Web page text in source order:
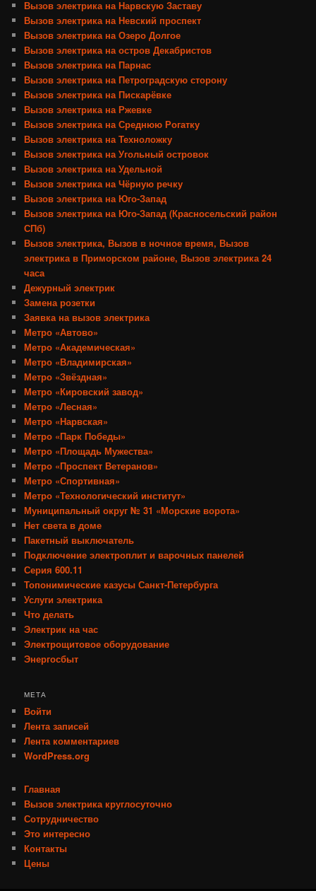
Вызов электрика на Нарвскую Заставу
Вызов электрика на Невский проспект
Вызов электрика на Озеро Долгое
Вызов электрика на остров Декабристов
Вызов электрика на Парнас
Вызов электрика на Петроградскую сторону
Вызов электрика на Пискарёвке
Вызов электрика на Ржевке
Вызов электрика на Среднюю Рогатку
Вызов электрика на Техноложку
Вызов электрика на Угольный островок
Вызов электрика на Удельной
Вызов электрика на Чёрную речку
Вызов электрика на Юго-Запад
Вызов электрика на Юго-Запад (Красносельский район
СПб)
Вызов электрика, Вызов в ночное время, Вызов
электрика в Приморском районе, Вызов электрика 24
часа
Дежурный электрик
Замена розетки
Заявка на вызов электрика
Метро «Автово»
Метро «Академическая»
Метро «Владимирская»
Метро «Звёздная»
Метро «Кировский завод»
Метро «Лесная»
Метро «Нарвская»
Метро «Парк Победы»
Метро «Площадь Мужества»
Метро «Проспект Ветеранов»
Метро «Спортивная»
Метро «Технологический институт»
Муниципальный округ № 31 «Морские ворота»
Нет света в доме
Пакетный выключатель
Подключение электроплит и варочных панелей
Серия 600.11
Топонимические казусы Санкт-Петербурга
Услуги электрика
Что делать
Электрик на час
Электрощитовое оборудование
Энергосбыт
МЕТА
Войти
Лента записей
Лента комментариев
WordPress.org
Главная
Вызов электрика круглосуточно
Сотрудничество
Это интересно
Контакты
Цены